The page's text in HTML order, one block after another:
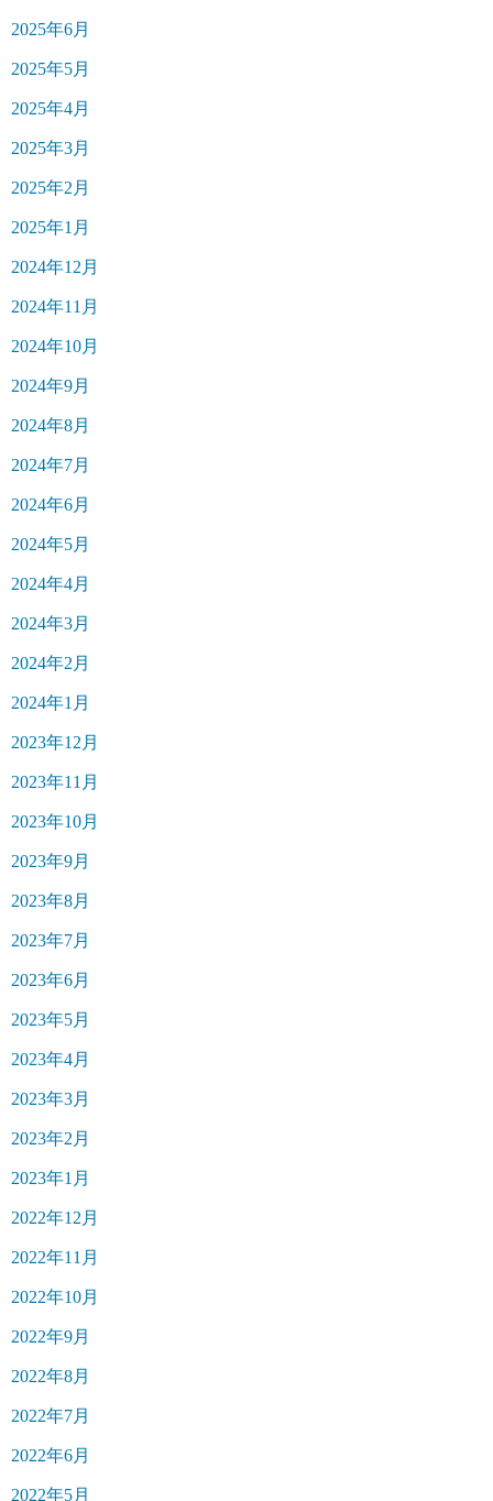
2025年6月
2025年5月
2025年4月
2025年3月
2025年2月
2025年1月
2024年12月
2024年11月
2024年10月
2024年9月
2024年8月
2024年7月
2024年6月
2024年5月
2024年4月
2024年3月
2024年2月
2024年1月
2023年12月
2023年11月
2023年10月
2023年9月
2023年8月
2023年7月
2023年6月
2023年5月
2023年4月
2023年3月
2023年2月
2023年1月
2022年12月
2022年11月
2022年10月
2022年9月
2022年8月
2022年7月
2022年6月
2022年5月